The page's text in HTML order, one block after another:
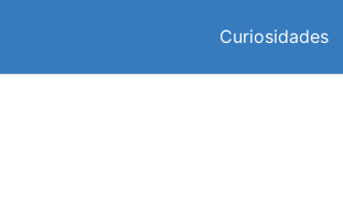
Curiosidades